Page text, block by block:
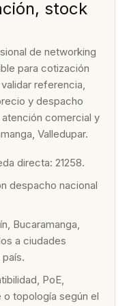
stock
de networking
para cotización
referencia,
y despacho
comercial y
Valledupar.
directa: 21258.
despacho nacional
Bucaramanga,
a ciudades
PoE,
topología según el